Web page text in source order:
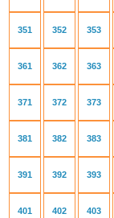
351 352 353
361 362 363
371 372 373
381 382 383
391 392 393
401 402 403